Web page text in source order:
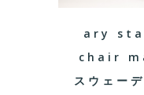
ary
chair
スウェー